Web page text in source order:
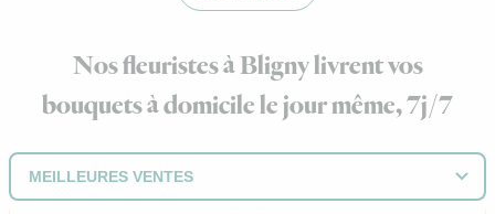
Nos fleuristes à Bligny livrent vos
bouquets à domicile le jour même, 7j/7